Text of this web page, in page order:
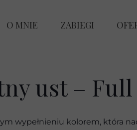
O MNIE ZABIEGI
PMU
wypełnieniu kolorem, która
ust –